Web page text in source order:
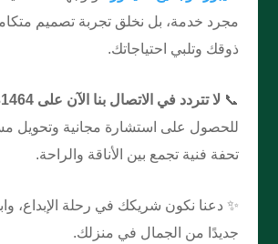
مجرد خدمة، بل نخلق تجربة تصميم
ذوقك وتلبي احتياجاتك.
📞 لا تتردد في الاتصال بنا الآن على 0554431464
للحصول على استشارة مجانية وتحويل
تحفة فنية تجمع بين الأناقة والراحة.
✨ دعنا نكون شريكك في رحلة الإبداع،
جديدًا من الجمال في منزلك.